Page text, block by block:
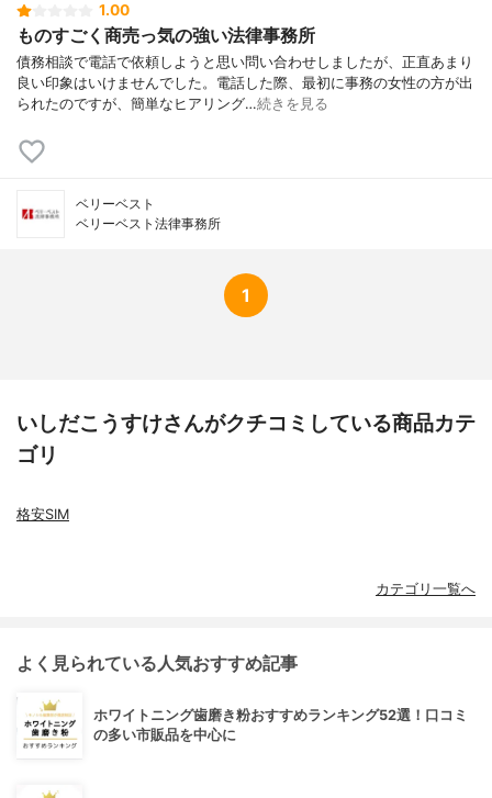
1.00
ものすごく商売っ気の強い法律事務所
債務相談で電話で依頼しようと思い問い合わせしましたが、正直あまり
良い印象はいけませんでした。電話した際、最初に事務の女性の方が出
られたのですが、簡単なヒアリング…続きを見る
ベリーベスト
ベリーベスト法律事務所
1
いしだこうすけさんがクチコミしている商品カテ
ゴリ
格安SIM
カテゴリ一覧へ
よく見られている人気おすすめ記事
ホワイトニング歯磨き粉おすすめランキング52選！口コミ
の多い市販品を中心に